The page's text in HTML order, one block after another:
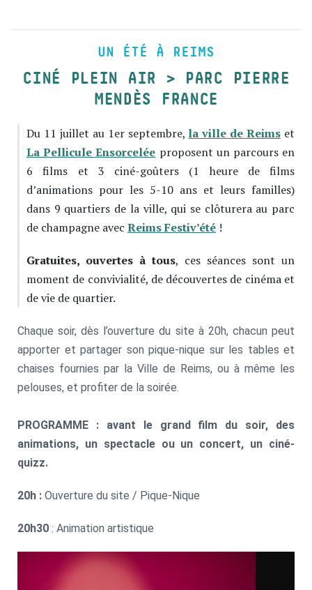
UN ÉTÉ À REIMS
CINÉ PLEIN AIR > PARC PIERRE
MENDÈS FRANCE
Du 11 juillet au 1er septembre, la ville de Reims et
La Pellicule Ensorcelée proposent un parcours en
6 films et 3 ciné-goûters (1 heure de films
d’animations pour les 5-10 ans et leurs familles)
dans 9 quartiers de la ville, qui se clôturera au parc
de champagne avec Reims Festiv’été !
Gratuites, ouvertes à tous, ces séances sont un
moment de convivialité, de découvertes de cinéma et
de vie de quartier.
Chaque soir, dès l’ouverture du site à 20h, chacun peut
apporter et partager son pique-nique sur les tables et
chaises fournies par la Ville de Reims, ou à même les
pelouses, et profiter de la soirée.
PROGRAMME : avant le grand film du soir, des
animations, un spectacle ou un concert, un ciné-
quizz.
20h : Ouverture du site / Pique-Nique
20h30 : Animation artistique